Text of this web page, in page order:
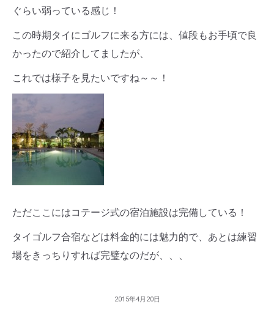
ぐらい弱っている感じ！
この時期タイにゴルフに来る方には、値段もお手頃で良
かったので紹介してましたが、
これでは様子を見たいですね～～！
ただここにはコテージ式の宿泊施設は完備している！
タイゴルフ合宿などは料金的には魅力的で、あとは練習
場をきっちりすれば完璧なのだが、、、
2015年4月20日